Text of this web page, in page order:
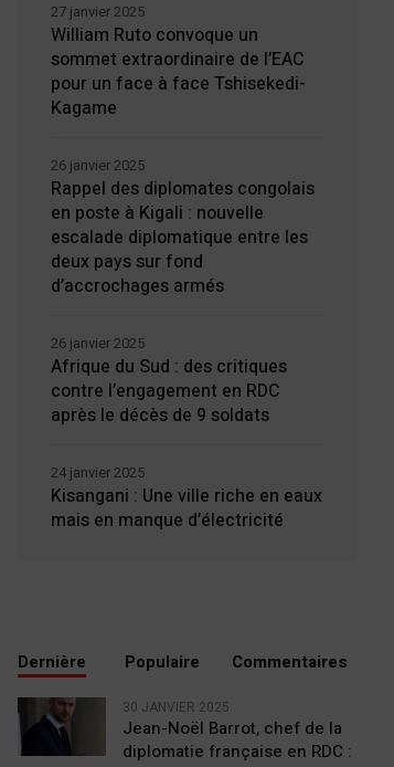
William Ruto convoque un
sommet extraordinaire de l’EAC
pour un face à face Tshisekedi-
Kagame
27 janvier 2025
Rappel des diplomates congolais
en poste à Kigali : nouvelle
escalade diplomatique entre les
deux pays sur fond
d’accrochages armés
26 janvier 2025
Afrique du Sud : des critiques
contre l’engagement en RDC
après le décès de 9 soldats
26 janvier 2025
Kisangani : Une ville riche en eaux
mais en manque d’électricité
24 janvier 2025
Dernière Populaire Commentaires
30 JANVIER 2025
Jean-Noël Barrot, chef de la
diplomatie française en RDC :